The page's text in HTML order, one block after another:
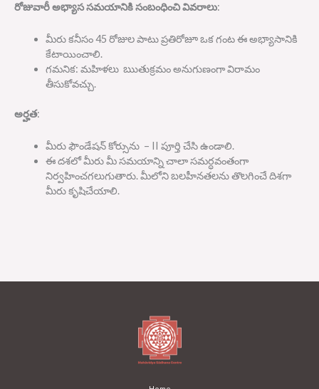
రోజువారీఅభ్యాససమయానికిసంబంధించివివరాలు:
మీరు కనీసం45 రోజుల పాటు ప్రతిరోజూ ఒక గంట ఈ అభ్యాసానికి
కేటాయించాలి.
గమనిక: మహిళలు ఋతుక్రమం అనుగుణంగా విరామం
తీసుకోవచ్చు.
అర్హత:
మీరు ఫౌండేషన్ కోర్సును – II పూర్తి చేసి ఉండాలి.
ఈ దశలో మీరు మీ సమయాన్ని చాలా సమర్ధవంతంగా
నిర్వహించగలుగుతారు.మీలోని బలహీనతలను తొలగించే దిశగా
మీరు కృషిచేయాలి.